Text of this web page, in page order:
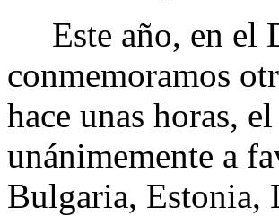
Este año, en el
conmemoramos
hace unas horas,
unánimemente a
Bulgaria, Estonia,